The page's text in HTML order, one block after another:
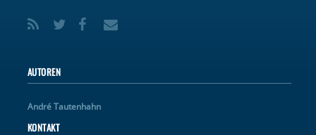
AUTOREN
André Tautenhahn
KONTAKT